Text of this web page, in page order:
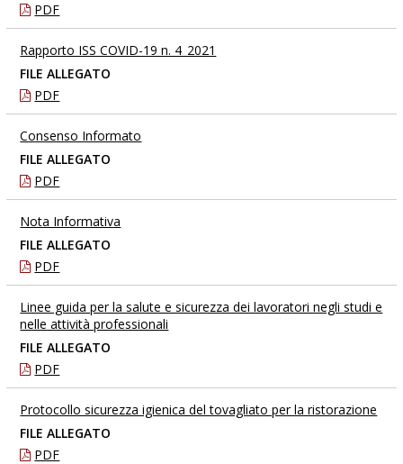
PDF
Rapporto ISS COVID-19 n. 4_2021
FILE ALLEGATO
PDF
Consenso Informato
FILE ALLEGATO
PDF
Nota Informativa
FILE ALLEGATO
PDF
Linee guida per la salute e sicurezza dei lavoratori negli studi e
nelle attività professionali
FILE ALLEGATO
PDF
Protocollo sicurezza igienica del tovagliato per la ristorazione
FILE ALLEGATO
PDF